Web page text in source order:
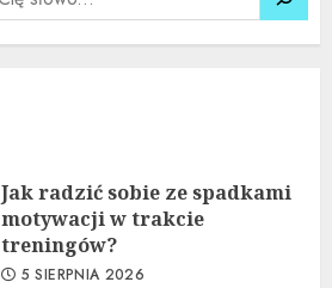
Jak radzić sobie ze spadkami
motywacji w trakcie
treningów?
5 SIERPNIA 2026